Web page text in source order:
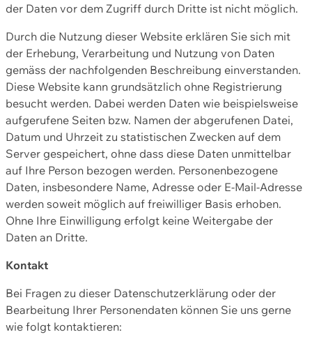
der Daten vor dem Zugriff durch Dritte ist nicht möglich.
Durch die Nutzung dieser Website erklären Sie sich mit
der Erhebung, Verarbeitung und Nutzung von Daten
gemäss der nachfolgenden Beschreibung einverstanden.
Diese Website kann grundsätzlich ohne Registrierung
besucht werden. Dabei werden Daten wie beispielsweise
aufgerufene Seiten bzw. Namen der abgerufenen Datei,
Datum und Uhrzeit zu statistischen Zwecken auf dem
Server gespeichert, ohne dass diese Daten unmittelbar
auf Ihre Person bezogen werden. Personenbezogene
Daten, insbesondere Name, Adresse oder E-Mail-Adresse
werden soweit möglich auf freiwilliger Basis erhoben.
Ohne Ihre Einwilligung erfolgt keine Weitergabe der
Daten an Dritte.
Kontakt
Bei Fragen zu dieser Datenschutzerklärung oder der
Bearbeitung Ihrer Personendaten können Sie uns gerne
wie folgt kontaktieren: